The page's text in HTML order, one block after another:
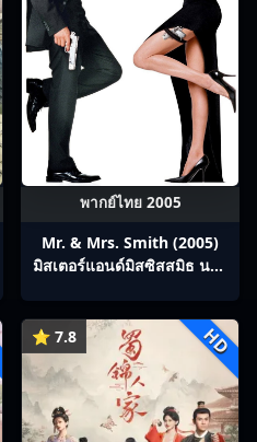
พากย์ไทย 2005
Mr. & Mrs. Smith (2005)
มิสเตอร์แอนด์มิสซิสสมิธ นาย
⭐ 7.8 HD